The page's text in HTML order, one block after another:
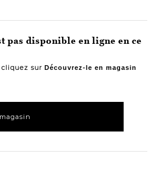
pas disponible en ligne en ce
sur Découvrez-le en magasin